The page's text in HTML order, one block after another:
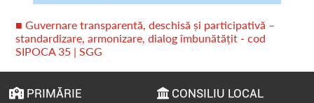
■ Guvernare transparentă, deschisă și participativă –
standardizare, armonizare, dialog îmbunătățit - cod
SIPOCA 35 | SGG
PRIMĂRIE CONSILIU LOCAL